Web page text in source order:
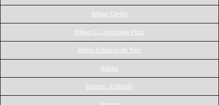
Bilbao Centro
Bilbao Cl Licenciado Poza
Bilbao Estacion de Tren
Bilbao
Burgos - Estación